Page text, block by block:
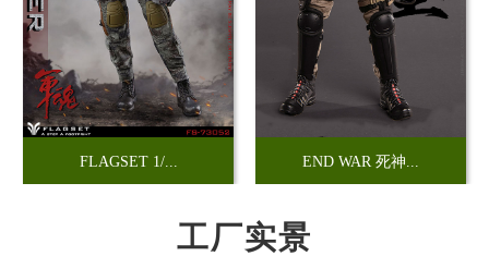
FLAGSET 1/... END WAR 死神...
工厂实景